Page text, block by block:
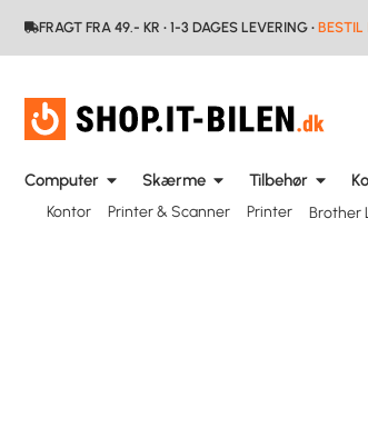
FRAGT FRA 49.- KR • 1-3 DAGES LEVERING • BESTIL
Computer Skærme Tilbehør
Kontor Printer & Scanner Printer Brother